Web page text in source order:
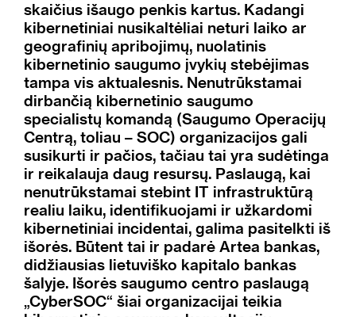
skaičius išaugo penkis kartus. Kadangi
kibernetiniai nusikaltėliai neturi laiko ar
geografinių apribojimų, nuolatinis
kibernetinio saugumo įvykių stebėjimas
tampa vis aktualesnis. Nenutrūkstamai
dirbančią kibernetinio saugumo
specialistų komandą (Saugumo Operacijų
Centrą, toliau – SOC) organizacijos gali
susikurti ir pačios, tačiau tai yra sudėtinga
ir reikalauja daug resursų. Paslaugą, kai
nenutrūkstamai stebint IT infrastruktūrą
realiu laiku, identifikuojami ir užkardomi
kibernetiniai incidentai, galima pasitelkti iš
išorės. Būtent tai ir padarė Artea bankas,
didžiausias lietuviško kapitalo bankas
šalyje. Išorės saugumo centro paslaugą
„CyberSOC“ šiai organizacijai teikia